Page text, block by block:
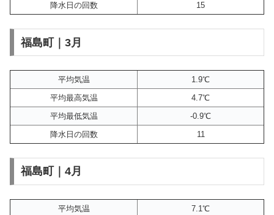
降水日の回数
15
福島町｜3月
平均気温
1.9℃
平均最高気温
4.7℃
平均最低気温
-0.9℃
降水日の回数
11
福島町｜4月
平均気温 7.1℃